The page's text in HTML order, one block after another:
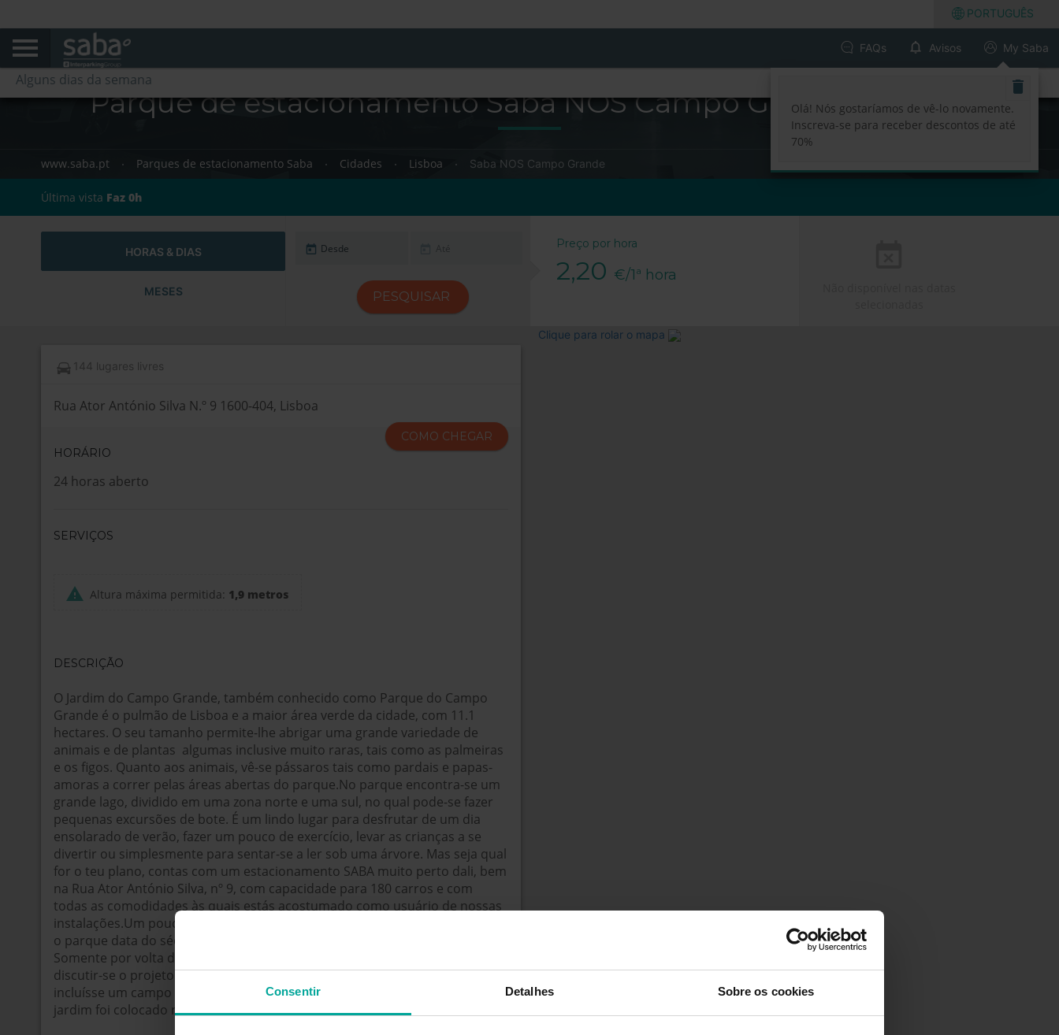
Consentir Detalhes Sobre os cookies
PORTUGUÊS
FAQs Avisos
Olá! Nós gostaríamos de vê-lo novamente.
Inscreva-se para receber descontos de até
70%
My Saba
Parque de estacionamento Saba NOS Campo Grande - Lisboa
www.saba.pt Parques de estacionamento Saba Cidades Lisboa Saba NOS Campo Grande
Última vista Faz 0h
HORAS & DIAS
MESES PESQUISAR
Preço por hora
2,20 €/1ª hora
144 lugares livres
Rua Ator António Silva N.º 9 1600-404, Lisboa
COMO CHEGAR
HORÁRIO
24 horas aberto
SERVIÇOS
Altura máxima permitida: 1,9 metros
DESCRIÇÃO
O Jardim do Campo Grande, também conhecido como Parque do Campo
Grande é o pulmão de Lisboa e a maior área verde da cidade, com 11.1
hectares. O seu tamanho permite-lhe abrigar uma grande variedade de
animais e de plantas  algumas inclusive muito raras, tais como as palmeiras
e os figos. Quanto aos animais, vê-se pássaros tais como pardais e papas-
amoras a correr pelas áreas abertas do parque.No parque encontra-se um
grande lago, dividido em uma zona norte e uma sul, no qual pode-se fazer
pequenas excursões de bote. É um lindo lugar para desfrutar de um dia
ensolarado de verão, fazer um pouco de exercício, levar as crianças a se
divertir ou simplesmente para sentar-se a ler sob uma árvore. Mas seja qual
for o teu plano, contas com um estacionamento SABA muito perto dali, bem
na Rua Ator António Silva, nº 9, com capacidade para 180 carros e com
todas as comodidades às quais estás acostumado como usuário de nossas
instalações.Um pouco de históriaO território onde atualmente se encontra
o parque data do século XIV, quando funcionava como os muros da cidade.
Somente por volta de 1792, durante o reinado de Maria I, foi que começou a
discutir-se o projeto de um jardim projetado nos campos de Alvalade que
incluísse um campo para corridas de cavalos. No começo do século XVIII o
jardim foi colocado no domínio público, condição que retém até hoje.
Clique para rolar o mapa
Cada dia
Alguns dias da semana